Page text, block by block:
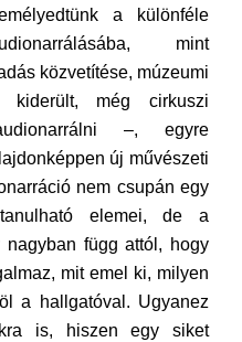
a különféle
mint
közvetítése, múzeumi
még cirkuszi
–, egyre
új művészeti
nem csupán egy
elemei, de a
függ attól, hogy
mit emel ki, milyen
a hallgatóval. Ugyanez
is, hiszen egy siket